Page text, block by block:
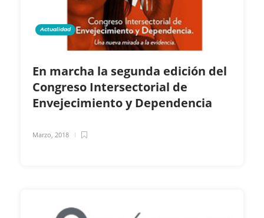
Actualidad
En marcha la segunda edición del
Congreso Intersectorial de
Envejecimiento y Dependencia
Marzo, 2018